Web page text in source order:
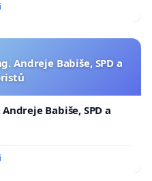
Andreje Babiše, SPD a
Babiše, SPD a